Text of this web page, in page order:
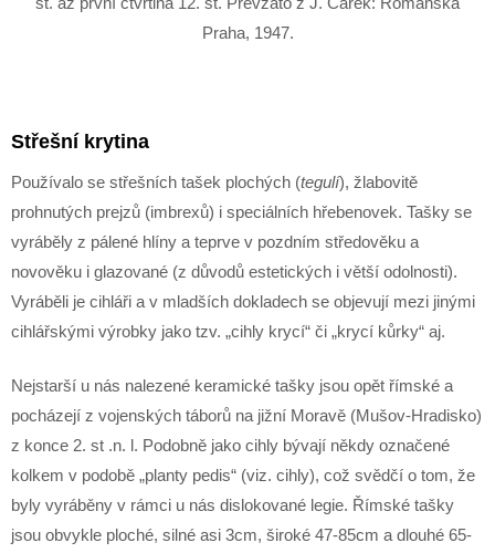
Praha, 1947.
Střešní krytina
Používalo se střešních tašek plochých (tegulí), žlabovitě
prohnutých prejzů (imbrexů) i speciálních hřebenovek. Tašky se
vyráběly z pálené hlíny a teprve v pozdním středověku a
novověku i glazované (z důvodů estetických i větší odolnosti).
Vyráběli je cihláři a v mladších dokladech se objevují mezi jinými
cihlářskými výrobky jako tzv. „cihly krycí“ či „krycí kůrky“ aj.
Nejstarší u nás nalezené keramické tašky jsou opět římské a
pocházejí z vojenských táborů na jižní Moravě (Mušov-Hradisko)
z konce 2. st .n. l. Podobně jako cihly bývají někdy označené
kolkem v podobě „planty pedis“ (viz. cihly), což svědčí o tom, že
byly vyráběny v rámci u nás dislokované legie. Římské tašky
jsou obvykle ploché, silné asi 3cm, široké 47-85cm a dlouhé 65-